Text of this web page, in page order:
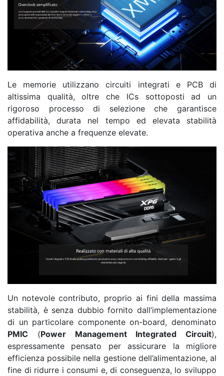
Le memorie utilizzano circuiti integrati e PCB di
altissima qualità, oltre che ICs sottoposti ad un
rigoroso processo di selezione che garantisce
affidabilità, durata nel tempo ed elevata stabilità
operativa anche a frequenze elevate.
Un notevole contributo, proprio ai fini della massima
stabilità, è senza dubbio fornito dall’implementazione
di un particolare componente on-board, denominato
PMIC (Power Management Integrated Circuit),
espressamente pensato per assicurare la migliore
efficienza possibile nella gestione dell’alimentazione, al
fine di ridurre i consumi e, di conseguenza, lo sviluppo